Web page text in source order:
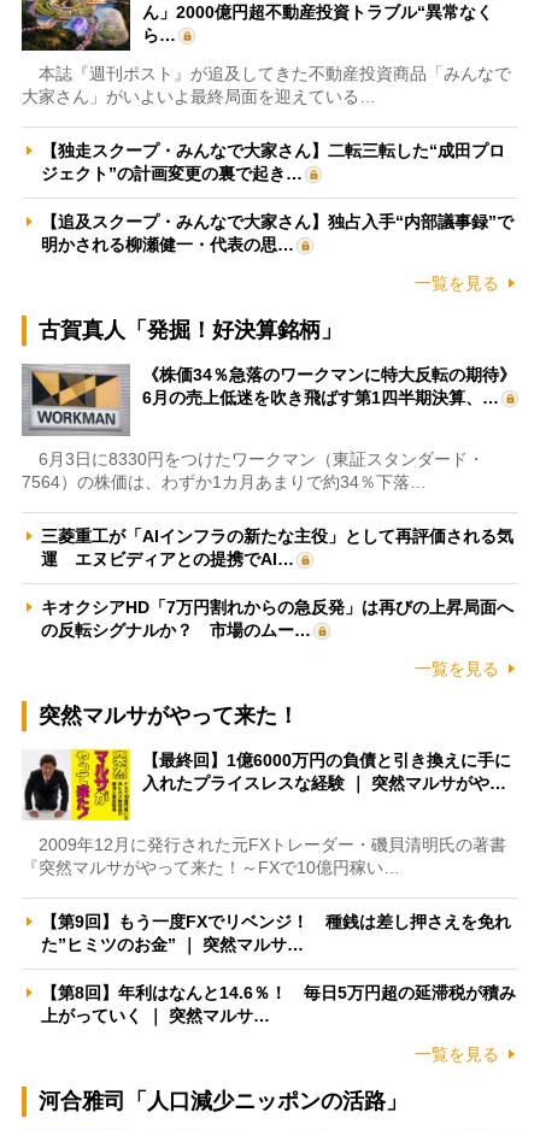
ん」2000億円超不動産投資トラブル“異常なく
ら…
本誌『週刊ポスト』が追及してきた不動産投資商品「みんなで
大家さん」がいよいよ最終局面を迎えている…
【独走スクープ・みんなで大家さん】二転三転した“成田プロ
ジェクト”の計画変更の裏で起き…
【追及スクープ・みんなで大家さん】独占入手“内部議事録”で
明かされる柳瀬健一・代表の思…
一覧を見る
古賀真人「発掘！好決算銘柄」
《株価34％急落のワークマンに特大反転の期待》
6月の売上低迷を吹き飛ばす第1四半期決算、…
6月3日に8330円をつけたワークマン（東証スタンダード・
7564）の株価は、わずか1カ月あまりで約34％下落…
三菱重工が「AIインフラの新たな主役」として再評価される気
運 エヌビディアとの提携でAI…
キオクシアHD「7万円割れからの急反発」は再びの上昇局面へ
の反転シグナルか？ 市場のムー…
一覧を見る
突然マルサがやって来た！
【最終回】1億6000万円の負債と引き換えに手に
入れたプライスレスな経験 ｜ 突然マルサがや…
2009年12月に発行された元FXトレーダー・磯貝清明氏の著書
『突然マルサがやって来た！～FXで10億円稼い…
【第9回】もう一度FXでリベンジ！ 種銭は差し押さえを免れ
た”ヒミツのお金” ｜ 突然マルサ…
【第8回】年利はなんと14.6％！ 毎日5万円超の延滞税が積み
上がっていく ｜ 突然マルサ…
一覧を見る
河合雅司「人口減少ニッポンの活路」